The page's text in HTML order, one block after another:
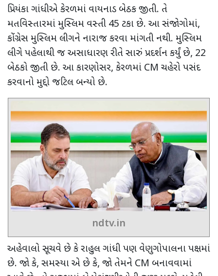
પ્રિયંકા ગાંધીએ કેરળમાં વાયનાડ બેઠક જીતી. તે
મતવિસ્તારમાં મુસ્લિમ વસ્તી 45 ટકા છે. આ સંજોગોમાં,
કોંગ્રેસ મુસ્લિમ લીગને નારાજ કરવા માંગતી નથી. મુસ્લિમ
લીગે પહેલાથી જ અસાધારણ રીતે સારું પ્રદર્શન કર્યું છે, 22
બેઠકો જીતી છે. આ કારણોસર, કેરળમાં CM ચહેરો પસંદ
કરવાનો મુદ્દો જટિલ બન્યો છે.
ndtv.in
અહેવાલો સૂચવે છે કે રાહુલ ગાંધી પણ વેણુગોપાલના પક્ષમાં
છે. જો કે, સમસ્યા એ છે કે, જો તેમને CM બનાવવામાં